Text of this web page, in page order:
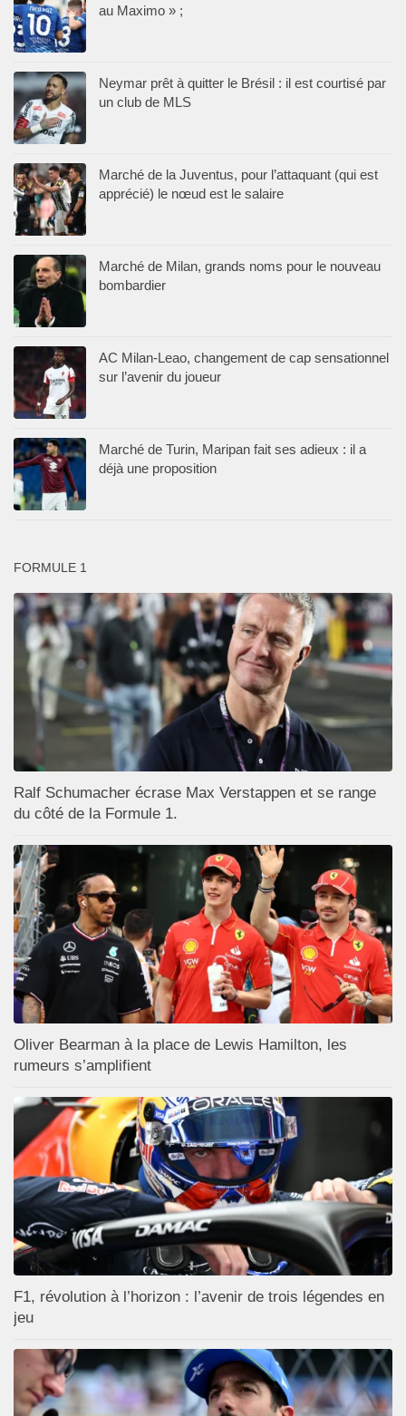
au Maximo » ;
Neymar prêt à quitter le Brésil : il est courtisé par
un club de MLS
Marché de la Juventus, pour l’attaquant (qui est
apprécié) le nœud est le salaire
Marché de Milan, grands noms pour le nouveau
bombardier
AC Milan-Leao, changement de cap sensationnel
sur l’avenir du joueur
Marché de Turin, Maripan fait ses adieux : il a
déjà une proposition
FORMULE 1
Ralf Schumacher écrase Max Verstappen et se range
du côté de la Formule 1.
Oliver Bearman à la place de Lewis Hamilton, les
rumeurs s’amplifient
F1, révolution à l’horizon : l’avenir de trois légendes en
jeu